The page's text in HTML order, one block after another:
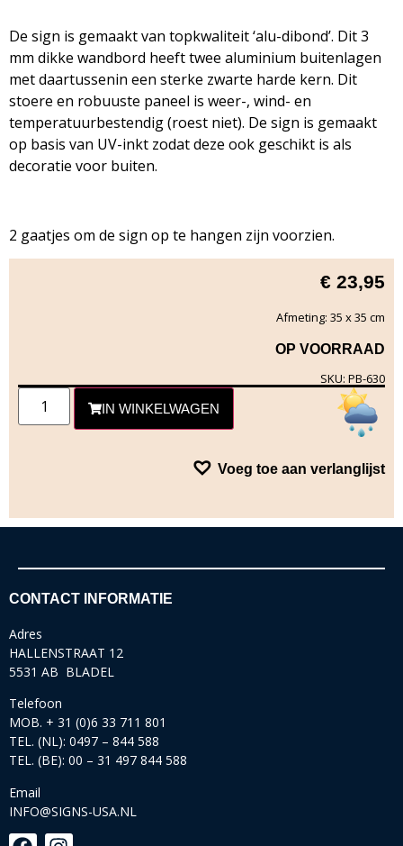
De sign is gemaakt van topkwaliteit ‘alu-dibond’. Dit 3
mm dikke wandbord heeft twee aluminium buitenlagen
met daartussenin een sterke zwarte harde kern. Dit
stoere en robuuste paneel is weer-, wind- en
temperatuurbestendig (roest niet). De sign is gemaakt
op basis van UV-inkt zodat deze ook geschikt is als
decoratie voor buiten.
2 gaatjes om de sign op te hangen zijn voorzien.
€ 23,95
Afmeting: 35 x 35 cm
OP VOORRAAD
SKU: PB-630
IN WINKELWAGEN
Voeg toe aan verlanglijst
CONTACT INFORMATIE
Adres
HALLENSTRAAT 12
5531 AB BLADEL
Telefoon
MOB. + 31 (0)6 33 711 801
TEL. (NL): 0497 – 844 588
TEL. (BE): 00 – 31 497 844 588
Email
INFO@SIGNS-USA.NL